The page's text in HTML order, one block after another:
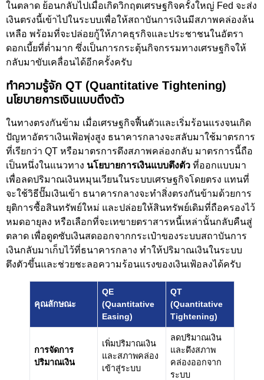
ในตลาด ย้อนกลับไปเมื่อเกิดวิกฤตเศรษฐกิจครั้งใหญ่ Fed จะส่ง
เงินตรงนี้เข้าไปในระบบเพื่อให้สถาบันการเงินมีสภาพคล่องล้น
เหลือ พร้อมที่จะปล่อยกู้ให้ภาคธุรกิจและประชาชนในอัตรา
ดอกเบี้ยที่ต่ำมาก ซึ่งเป็นการกระตุ้นกิจกรรมทางเศรษฐกิจให้
กลับมาขับเคลื่อนได้อีกครั้งครับ
ทำความรู้จัก QT (Quantitative Tightening)
นโยบายการเงินแบบตึงตัว
ในทางตรงกันข้าม เมื่อเศรษฐกิจฟื้นตัวและเริ่มร้อนแรงจนเกิด
ปัญหาอัตราเงินเฟ้อพุ่งสูง ธนาคารกลางจะสลับมาใช้มาตรการ
ที่เรียกว่า QT หรือมาตรการดึงสภาพคล่องกลับ มาตรการนี้ถือ
เป็นหนึ่งในแนวทาง นโยบายการเงินแบบตึงตัว ที่ออกแบบมา
เพื่อลดปริมาณเงินหมุนเวียนในระบบเศรษฐกิจโดยตรง แทนที่
จะใช้วิธีปั๊มเงินเข้า ธนาคารกลางจะทำสิ่งตรงกันข้ามด้วยการ
ยุติการซื้อสินทรัพย์ใหม่ และปล่อยให้สินทรัพย์เดิมที่ถือครองไว้
หมดอายุลง หรือเลือกที่จะเทขายตราสารหนี้เหล่านั้นกลับคืนสู่
ตลาด เพื่อดูดซับเงินสดออกจากกระเป๋าของระบบสถาบันการ
เงินกลับมาเก็บไว้ที่ธนาคารกลาง ทำให้ปริมาณเงินในระบบ
ตึงตัวขึ้นและช่วยชะลอความร้อนแรงของเงินเฟ้อลงได้ครับ
คุณลักษณะ
QE
(Quantitative
Easing)
QT
(Quantitative
Tightening)
การจัดการ
ปริมาณเงิน
เพิ่มปริมาณเงิน
และสภาพคล่อง
เข้าสู่ระบบ
ลดปริมาณเงิน
และดึงสภาพ
คล่องออกจาก
ระบบ